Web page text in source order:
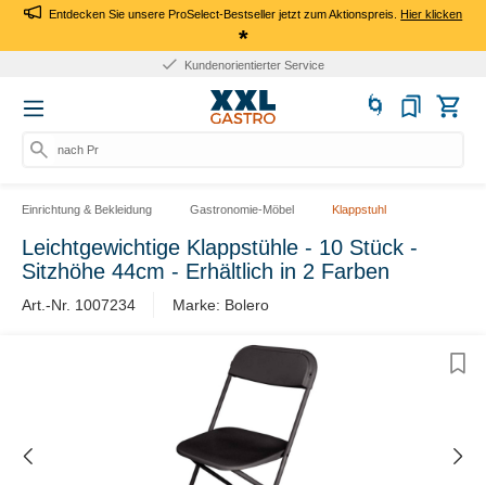
Entdecken Sie unsere ProSelect-Bestseller jetzt zum Aktionspreis.Hier klicken
*
Kundenorientierter Service
nach Pro
Einrichtung & Bekleidung Gastronomie-Möbel Klappstuhl
Leichtgewichtige Klappstühle - 10 Stück -
Sitzhöhe 44cm - Erhältlich in 2 Farben
Art.-Nr. 1007234 Marke: Bolero